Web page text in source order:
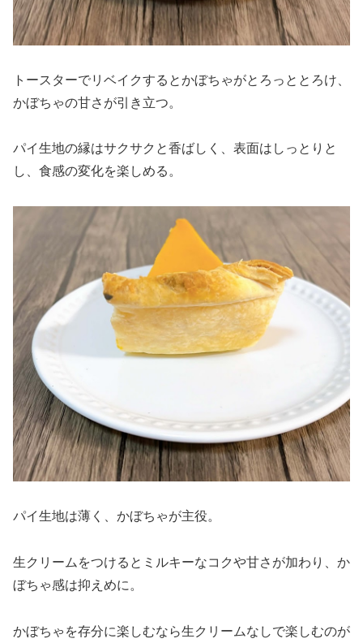
トースターでリベイクするとかぼちゃがとろっととろけ、
かぼちゃの甘さが引き立つ。
パイ生地の縁はサクサクと香ばしく、表面はしっとりと
し、食感の変化を楽しめる。
パイ生地は薄く、かぼちゃが主役。
生クリームをつけるとミルキーなコクや甘さが加わり、か
ぼちゃ感は抑えめに。
かぼちゃを存分に楽しむなら生クリームなしで楽しむのが